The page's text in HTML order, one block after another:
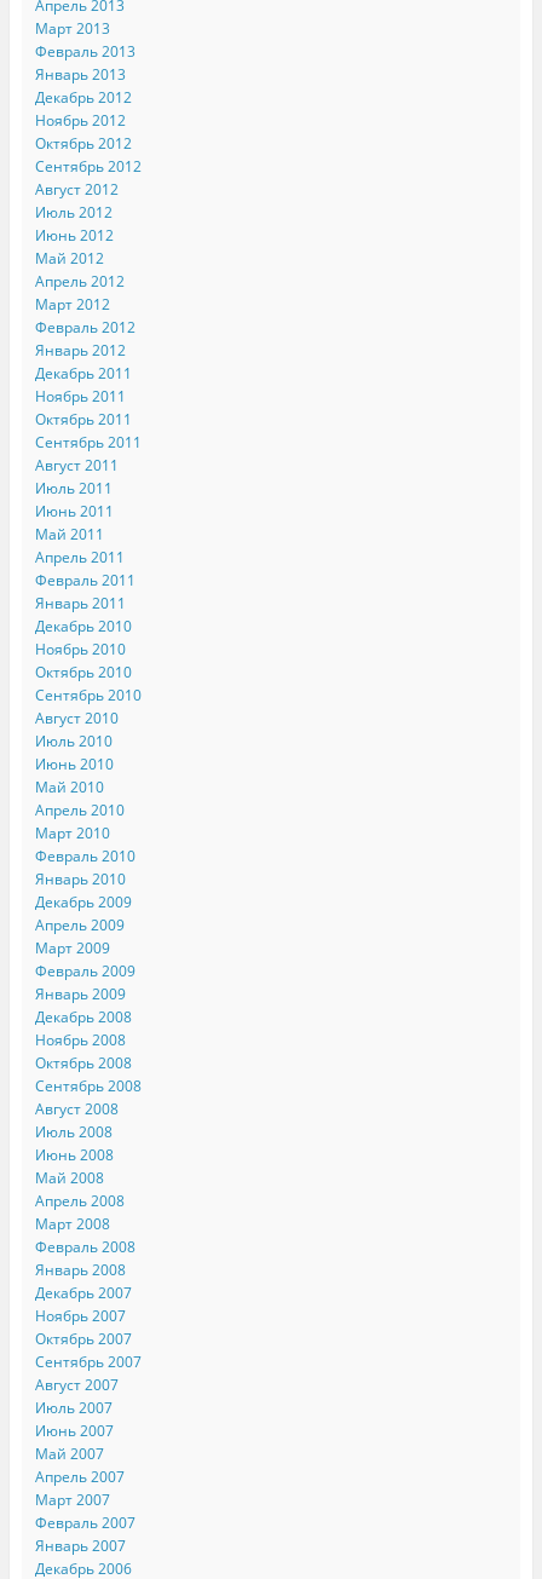
Апрель 2013
Март 2013
Февраль 2013
Январь 2013
Декабрь 2012
Ноябрь 2012
Октябрь 2012
Сентябрь 2012
Август 2012
Июль 2012
Июнь 2012
Май 2012
Апрель 2012
Март 2012
Февраль 2012
Январь 2012
Декабрь 2011
Ноябрь 2011
Октябрь 2011
Сентябрь 2011
Август 2011
Июль 2011
Июнь 2011
Май 2011
Апрель 2011
Февраль 2011
Январь 2011
Декабрь 2010
Ноябрь 2010
Октябрь 2010
Сентябрь 2010
Август 2010
Июль 2010
Июнь 2010
Май 2010
Апрель 2010
Март 2010
Февраль 2010
Январь 2010
Декабрь 2009
Апрель 2009
Март 2009
Февраль 2009
Январь 2009
Декабрь 2008
Ноябрь 2008
Октябрь 2008
Сентябрь 2008
Август 2008
Июль 2008
Июнь 2008
Май 2008
Апрель 2008
Март 2008
Февраль 2008
Январь 2008
Декабрь 2007
Ноябрь 2007
Октябрь 2007
Сентябрь 2007
Август 2007
Июль 2007
Июнь 2007
Май 2007
Апрель 2007
Март 2007
Февраль 2007
Январь 2007
Декабрь 2006